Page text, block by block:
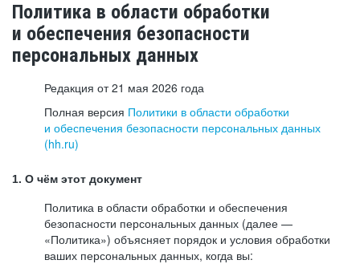
Политика в области обработки
и обеспечения безопасности
персональных данных
Редакция от 21 мая 2026 года
Полная версия Политики в области обработки
и обеспечения безопасности персональных данных
(hh.ru)
1. О чём этот документ
Политика в области обработки и обеспечения
безопасности персональных данных (далее —
«Политика») объясняет порядок и условия обработки
ваших персональных данных, когда вы: